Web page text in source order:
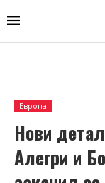
Европа
Нови
Алегри и